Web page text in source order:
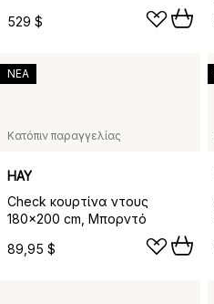
529 $
Κατόπιν παραγγελίας
HAY
Check κουρτίνα ντους
180x200 cm, Μπορντό
89,95 $
ΝΕΑ